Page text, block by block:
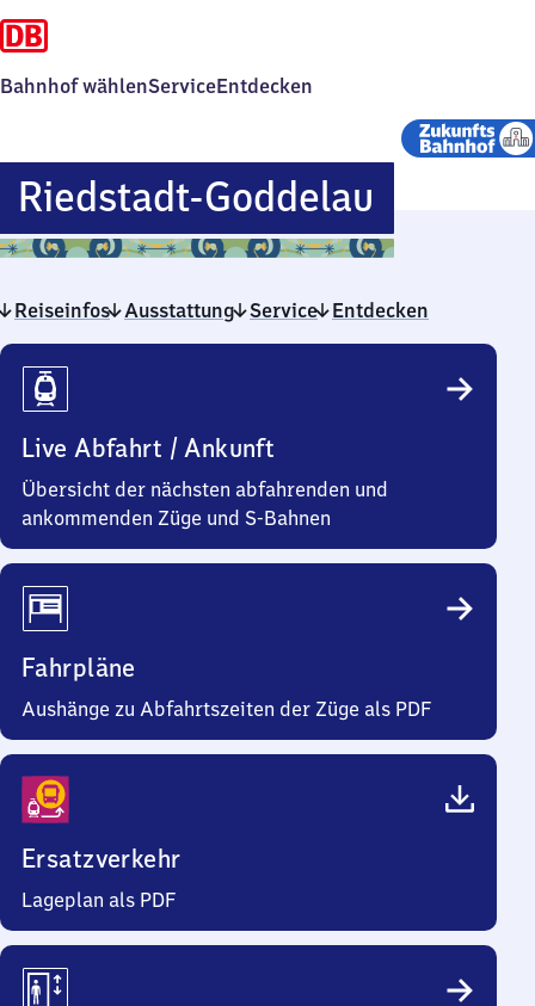
Bahnhof wählenServiceEntdecken
Riedstadt-Goddelau
Reiseinfos Ausstattung Service Entdecken
Reiseinfos
Live Abfahrt / Ankunft
Übersicht der nächsten abfahrenden und
ankommenden Züge und S-Bahnen
Fahrpläne
Aushänge zu Abfahrtszeiten der Züge als PDF
Ersatzverkehr
Lageplan als PDF